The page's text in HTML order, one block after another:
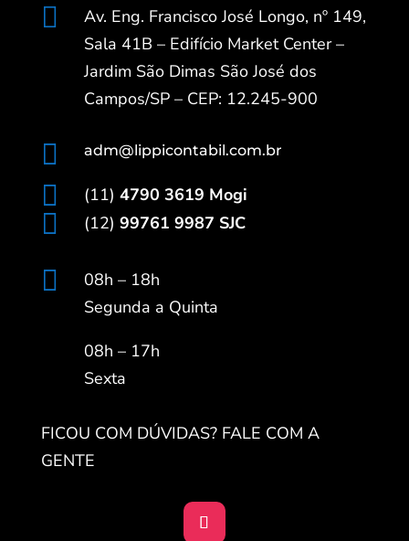

Av. Eng. Francisco José Longo, nº 149,
Sala 41B – Edifício Market Center –
Jardim São Dimas São José dos
Campos/SP – CEP: 12.245-900
 adm@lippicontabil.com.br
 (11) 4790 3619 Mogi
 (12) 99761 9987 SJC

08h – 18h
Segunda a Quinta
08h – 17h
Sexta
FICOU COM DÚVIDAS? FALE COM A
GENTE